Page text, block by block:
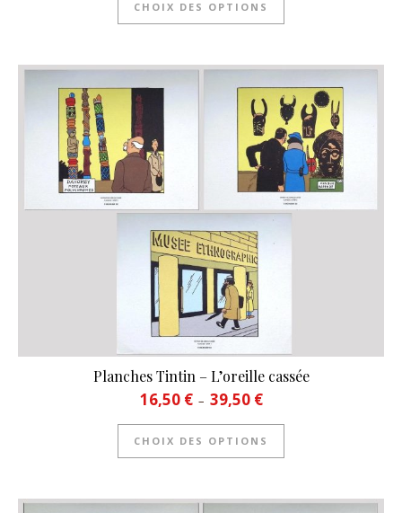
CHOIX DES OPTIONS
Planches Tintin – L’oreille cassée
16,50 € – 39,50 €Plage de prix : 16,50 € à
CHOIX DES OPTIONS
Ce produit a